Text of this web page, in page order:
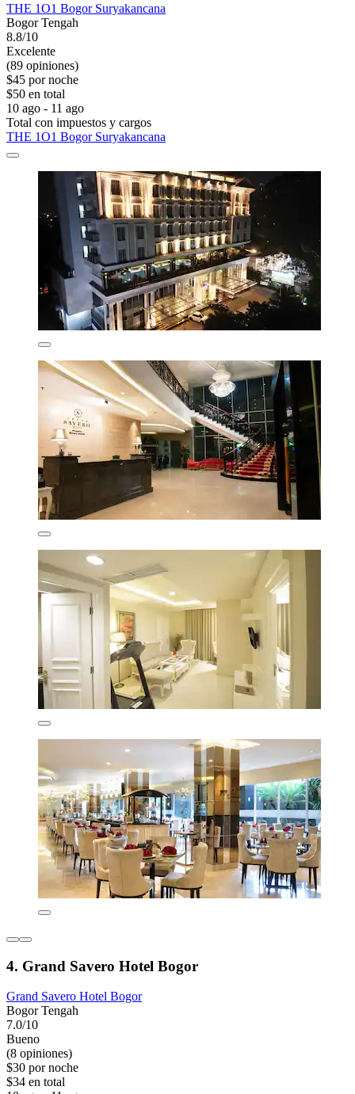
THE 1O1 Bogor Suryakancana
Bogor Tengah
8.8/10
Excelente
(89 opiniones)
$45 por noche
$50 en total
10 ago - 11 ago
Total con impuestos y cargos
THE 1O1 Bogor Suryakancana
4. Grand Savero Hotel Bogor
Grand Savero Hotel Bogor
Bogor Tengah
7.0/10
Bueno
(8 opiniones)
$30 por noche
$34 en total